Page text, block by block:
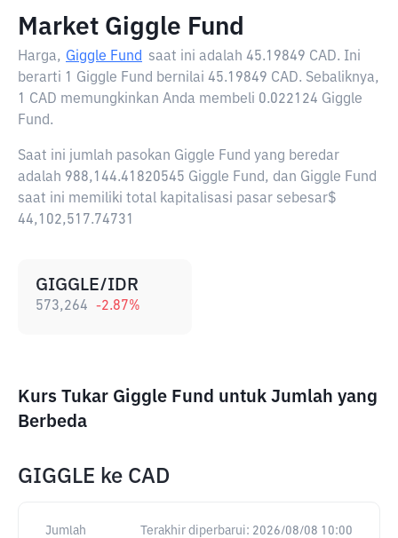
Market Giggle Fund
Harga, Giggle Fund saat ini adalah 45.19849 CAD. Ini
berarti 1 Giggle Fund bernilai 45.19849 CAD. Sebaliknya,
1 CAD memungkinkan Anda membeli 0.022124 Giggle
Fund.
Saat ini jumlah pasokan Giggle Fund yang beredar
adalah 988,144.41820545 Giggle Fund, dan Giggle Fund
saat ini memiliki total kapitalisasi pasar sebesar$
44,102,517.74731
GIGGLE/IDR
573,264 -2.87%
Kurs Tukar Giggle Fund untuk Jumlah yang
Berbeda
GIGGLE ke CAD
Jumlah Terakhir diperbarui: 2026/08/08 10:00